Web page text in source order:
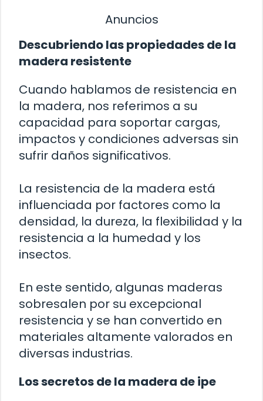
Anuncios
Descubriendo las propiedades de la
madera resistente
Cuando hablamos de resistencia en
la madera, nos referimos a su
capacidad para soportar cargas,
impactos y condiciones adversas sin
sufrir daños significativos.
La resistencia de la madera está
influenciada por factores como la
densidad, la dureza, la flexibilidad y la
resistencia a la humedad y los
insectos.
En este sentido, algunas maderas
sobresalen por su excepcional
resistencia y se han convertido en
materiales altamente valorados en
diversas industrias.
Los secretos de la madera de ipe